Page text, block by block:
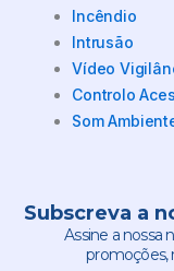
Incêndio
Intrusão
Vídeo
Controlo
Som
Subscreva a
Assine a nossa
promoções,